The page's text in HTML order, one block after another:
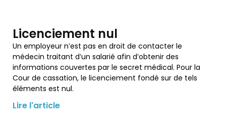
Licenciement nul
Un employeur n’est pas en droit de contacter le
médecin traitant d’un salarié afin d’obtenir des
informations couvertes par le secret médical. Pour la
Cour de cassation, le licenciement fondé sur de tels
éléments est nul.
Lire l'article